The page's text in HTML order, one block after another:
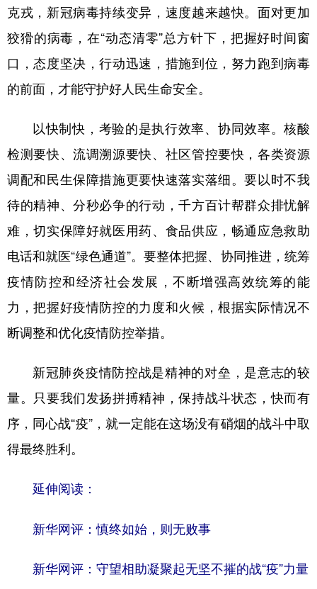
城市 旅游 能源 会展
彩票 娱乐 时尚 悦读
公益 一带一路 亚太网 上市公司
文化产业
地方频道
北京 天津 河北 山西
辽宁 吉林 上海 江苏
山东 河南 湖北 湖南
广东 广西 海南 重庆
四川 贵州
陕西 甘肃 青海 宁夏
新疆 内蒙古 黑龙江
多语种频道
English
Deutsch Português
克戎，新冠病毒持续变异，速度越来越快。面对更加
狡猾的病毒，在“动态清零”总方针下，把握好时间窗
口，态度坚决，行动迅速，措施到位，努力跑到病毒
的前面，才能守护好人民生命安全。
以快制快，考验的是执行效率、协同效率。核酸
检测要快、流调溯源要快、社区管控要快，各类资源
调配和民生保障措施更要快速落实落细。要以时不我
待的精神、分秒必争的行动，千方百计帮群众排忧解
难，切实保障好就医用药、食品供应，畅通应急救助
电话和就医“绿色通道”。要整体把握、协同推进，统筹
疫情防控和经济社会发展，不断增强高效统筹的能
力，把握好疫情防控的力度和火候，根据实际情况不
断调整和优化疫情防控举措。
新冠肺炎疫情防控战是精神的对垒，是意志的较
量。只要我们发扬拼搏精神，保持战斗状态，快而有
序，同心战“疫”，就一定能在这场没有硝烟的战斗中取
得最终胜利。
延伸阅读：
新华网评：慎终如始，则无败事
新华网评：守望相助凝聚起无坚不摧的战“疫”力量